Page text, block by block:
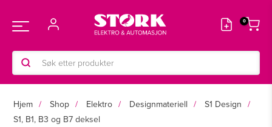
rett
innholdet
Main
Menu
Products
search
Hjem Shop Elektro Designmateriell
S1 Design
S1, B1, B3 og B7 deksel